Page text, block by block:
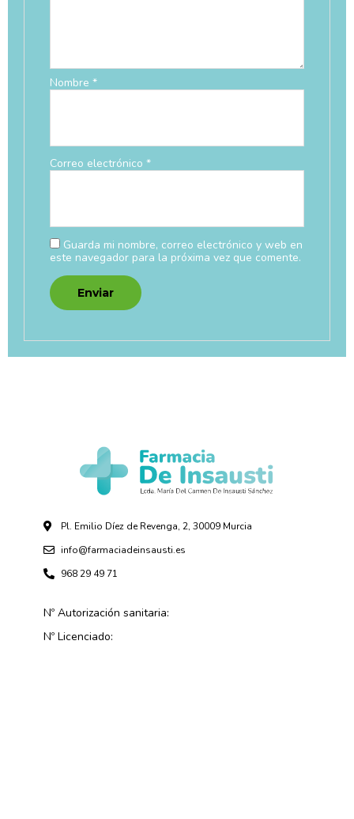
Nombre *
Correo electrónico *
Guarda mi nombre, correo electrónico y web en
este navegador para la próxima vez que comente.
Pl. Emilio Díez de Revenga, 2, 30009 Murcia
info@farmaciadeinsausti.es
968 29 49 71
Nº Autorización sanitaria:
Nº Licenciado: